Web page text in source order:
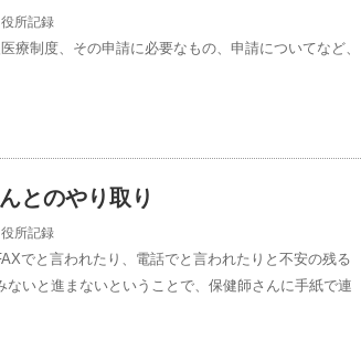
役所記録
療制度、その申請に必要なもの、申請についてなど、
とのやり取り
役所記録
でと言われたり、電話でと言われたりと不安の残る
いと進まないということで、保健師さんに手紙で連